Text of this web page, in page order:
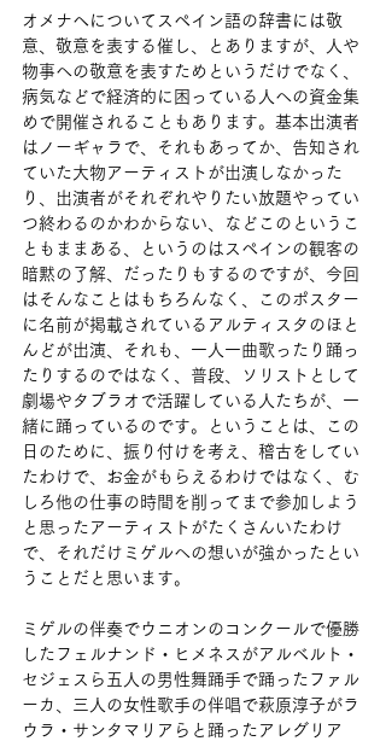
オメナヘについてスペイン語の辞書には敬
意、敬意を表する催し、とありますが、人や
物事への敬意を表すためというだけでなく、
病気などで経済的に困っている人への資金集
めで開催されることもあります。基本出演者
はノーギャラで、それもあってか、告知され
ていた大物アーティストが出演しなかった
り、出演者がそれぞれやりたい放題やってい
つ終わるのかわからない、などこのというこ
ともままある、というのはスペインの観客の
暗黙の了解、だったりもするのですが、今回
はそんなことはもちろんなく、このポスター
に名前が掲載されているアルティスタのほと
んどが出演、それも、一人一曲歌ったり踊っ
たりするのではなく、普段、ソリストとして
劇場やタブラオで活躍している人たちが、一
緒に踊っているのです。ということは、この
日のために、振り付けを考え、稽古をしてい
たわけで、お金がもらえるわけではなく、む
しろ他の仕事の時間を削ってまで参加しよう
と思ったアーティストがたくさんいたわけ
で、それだけミゲルへの想いが強かったとい
うことだと思います。
ミゲルの伴奏でウニオンのコンクールで優勝
したフェルナンド・ヒメネスがアルベルト・
セジェスら五人の男性舞踊手で踊ったファル
ーカ、三人の女性歌手の伴唱で萩原淳子がラ
ウラ・サンタマリアらと踊ったアレグリア